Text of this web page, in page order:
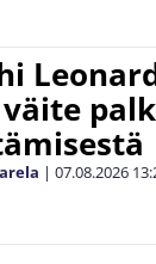
| 07.08.2026